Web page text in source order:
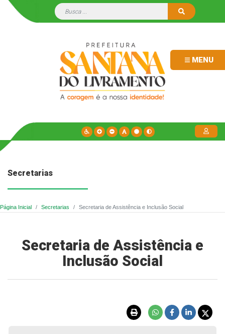
MENU
Secretarias
Página Inicial Secretarias Secretaria de Assistência e Inclusão Social
Secretaria de Assistência e
Inclusão Social